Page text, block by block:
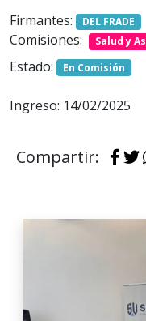
Firmantes:
DEL FRADE
Comisiones: Salud y
Estado: En Comisión
Ingreso: 14/02/2025
Compartir: